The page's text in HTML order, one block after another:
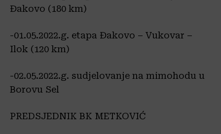
Đakovo (180 km)
-01.05.2022.g. etapa Đakovo – Vukovar –
Ilok (120 km)
-02.05.2022.g. sudjelovanje na mimohodu u
Borovu Sel
PREDSJEDNIK BK METKOVIĆ